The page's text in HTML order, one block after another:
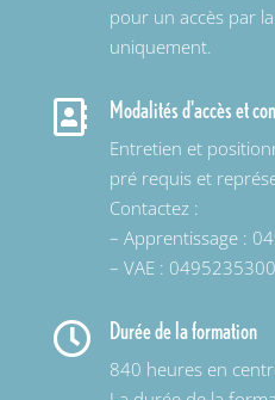
pour un accès par
uniquement.
 Modalités d'accès et
Entretien et
pré requis et
Contactez :
– Apprentissage :
– VAE : 0495235300
 Durée de la formation
840 heures en